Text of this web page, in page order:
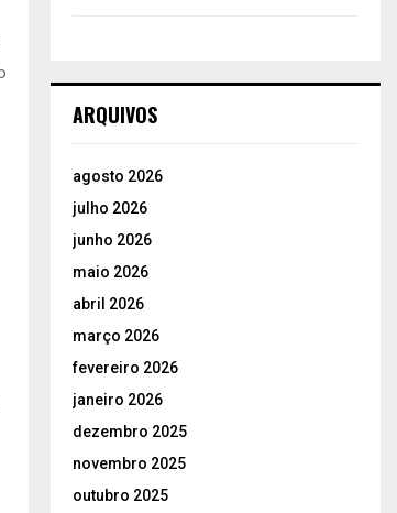
ARQUIVOS
agosto 2026
julho 2026
junho 2026
maio 2026
abril 2026
março 2026
fevereiro 2026
janeiro 2026
dezembro 2025
novembro 2025
outubro 2025